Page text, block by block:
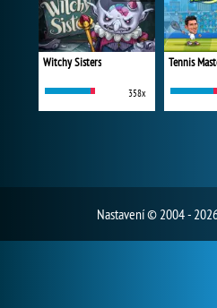
Witchy Sisters
358x
Tennis
Nastavení© 2004 -